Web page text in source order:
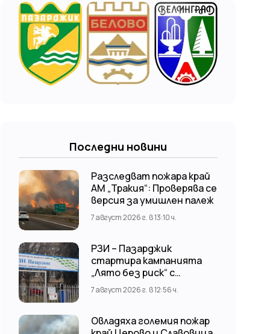
Последни новини
Разследват пожара край
АМ „Тракия“: Проверява се
версия за умишлен палеж
7 август 2026 г. в 13:10 ч.
РЗИ – Пазарджик
стартира кампанията
„Лято без риск“ с
безплатни и анонимни
изследвания за ХИВ
7 август 2026 г. в 12:56 ч.
Овладяха големия пожар